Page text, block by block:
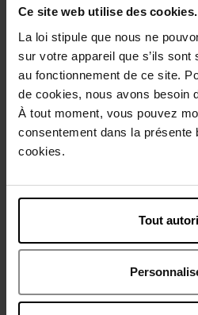
Ce site web utilise des cookies.
La loi stipule que nous ne
sur votre appareil que s’ils
au fonctionnement de ce site.
de cookies, nous avons besoin
À tout moment, vous pouvez
consentement dans la présente
cookies.
Tout
Livraison gratuite à partir
Retour gratuit dans votre
Description
Caractéristiques